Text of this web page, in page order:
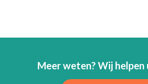
Meer weten? Wij helpen